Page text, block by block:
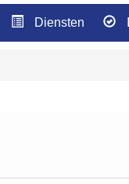
Diensten